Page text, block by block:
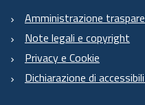
Amministrazione
Note legali e copyright
Privacy e Cookie
Dichiarazione di